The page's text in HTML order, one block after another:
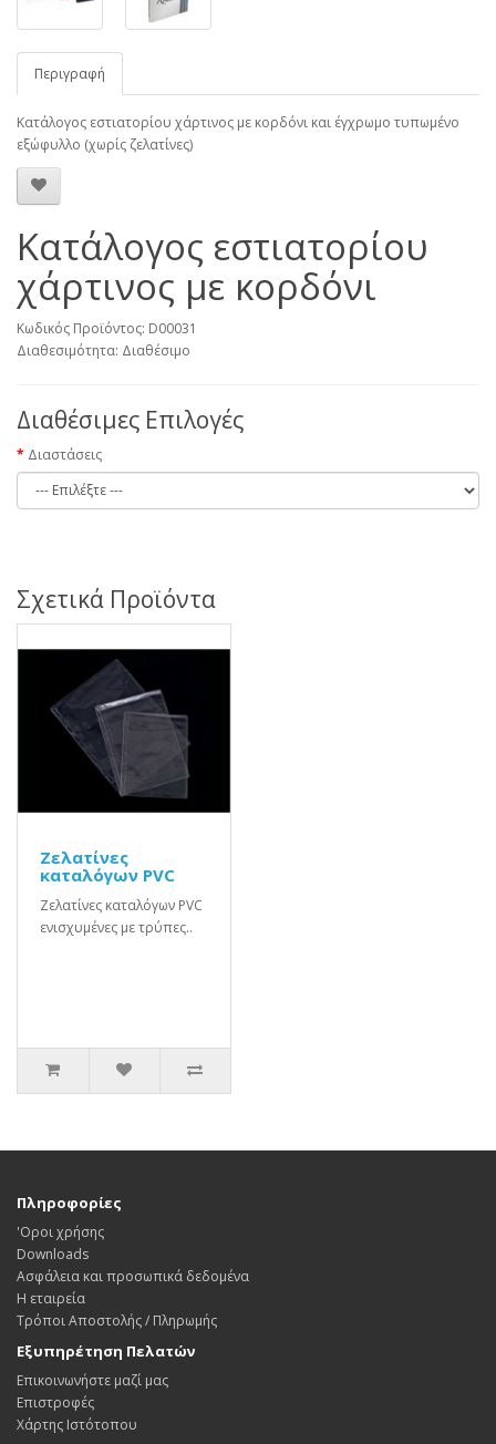
Περιγραφή
Κατάλογος εστιατορίου χάρτινος με κορδόνι και έγχρωμο τυπωμένο
εξώφυλλο (χωρίς ζελατίνες)
Κατάλογος εστιατορίου
χάρτινος με κορδόνι
Κωδικός Προϊόντος: D00031
Διαθεσιμότητα: Διαθέσιμο
Διαθέσιμες Επιλογές
Διαστάσεις
Σχετικά Προϊόντα
Ζελατίνες
καταλόγων PVC
Ζελατίνες καταλόγων PVC
ενισχυμένες με τρύπες..
Πληροφορίες
'Οροι χρήσης
Downloads
Ασφάλεια και προσωπικά δεδομένα
Η εταιρεία
Τρόποι Αποστολής / Πληρωμής
Εξυπηρέτηση Πελατών
Επικοινωνήστε μαζί μας
Επιστροφές
Χάρτης Ιστότοπου